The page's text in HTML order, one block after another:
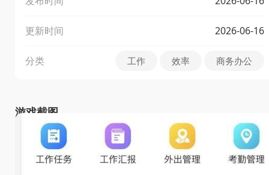
更新时间 2026-06-16
分类 工作 效率 商务办公
游戏截图